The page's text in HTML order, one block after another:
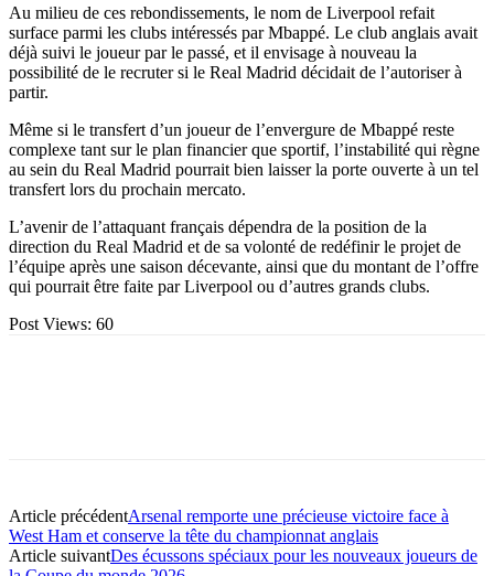
Au milieu de ces rebondissements, le nom de Liverpool refait
surface parmi les clubs intéressés par Mbappé. Le club anglais avait
déjà suivi le joueur par le passé, et il envisage à nouveau la
possibilité de le recruter si le Real Madrid décidait de l’autoriser à
partir.
Même si le transfert d’un joueur de l’envergure de Mbappé reste
complexe tant sur le plan financier que sportif, l’instabilité qui règne
au sein du Real Madrid pourrait bien laisser la porte ouverte à un tel
transfert lors du prochain mercato.
L’avenir de l’attaquant français dépendra de la position de la
direction du Real Madrid et de sa volonté de redéfinir le projet de
l’équipe après une saison décevante, ainsi que du montant de l’offre
qui pourrait être faite par Liverpool ou d’autres grands clubs.
Post Views: 60
Article précédentArsenal remporte une précieuse victoire face à
West Ham et conserve la tête du championnat anglais
Article suivantDes écussons spéciaux pour les nouveaux joueurs de